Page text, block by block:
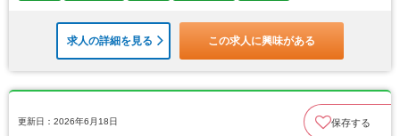
求人の詳細を見る この求人に興味がある
更新日：2026年6月18日 保存する